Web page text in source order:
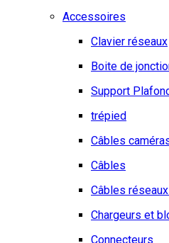
Accessoires
Clavier réseaux
Boite de
Support
trépied
Câbles
Câbles
Câbles
Chargeurs et
Connecteurs